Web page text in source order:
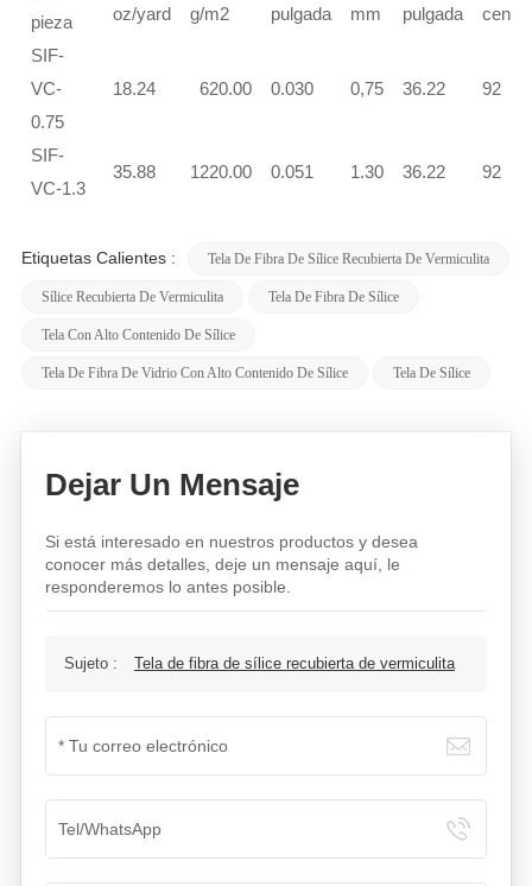
pieza
oz/yard g/m2 pulgada mm pulgada
SIF-
VC-
0.75
18.24 620.00 0.030 0,75 36.22 92
SIF-
VC-1.3
35.88 1220.00 0.051 1.30 36.22 92
Etiquetas Calientes : Tela De Fibra De Sílice Recubierta De Vermiculita
Sílice Recubierta De Vermiculita Tela De Fibra De Sílice
Tela Con Alto Contenido De Sílice
Tela De Fibra De Vidrio Con Alto Contenido De Sílice Tela De Sílice
Dejar Un Mensaje
Si está interesado en nuestros productos y desea
conocer más detalles, deje un mensaje aquí, le
responderemos lo antes posible.
Sujeto : Tela de fibra de sílice recubierta de vermiculita